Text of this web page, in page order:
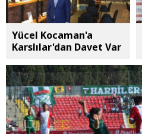
Yücel Kocaman'a
Karslılar'dan Davet Var